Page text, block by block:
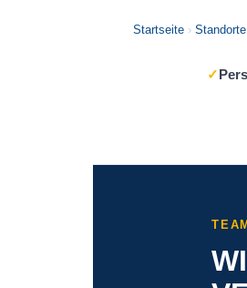
Startseite › Standorte
✓